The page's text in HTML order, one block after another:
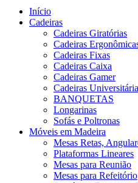
Início
Cadeiras
Cadeiras Giratórias
Cadeiras
Cadeiras Fixas
Cadeiras Caixa
Cadeiras Gamer
Cadeiras
BANQUETAS
Longarinas
Sofás e Poltronas
Móveis em Madeira
Mesas Retas,
Plataformas Lineares
Mesas para Reunião
Mesas para Refeitório